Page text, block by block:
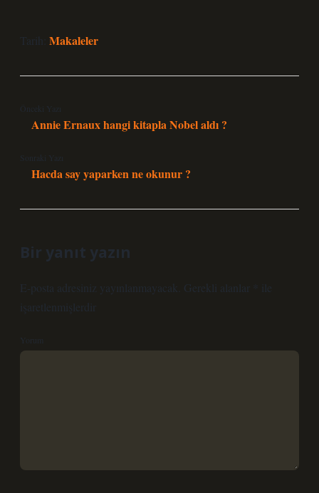
Tarih: Makaleler
Önceki Yazı
Annie Ernaux hangi kitapla Nobel aldı ?
Sonraki Yazı
Hacda say yaparken ne okunur ?
Bir yanıt yazın
E-posta adresiniz yayınlanmayacak. Gerekli alanlar
ile
işaretlenmişlerdir
Yorum